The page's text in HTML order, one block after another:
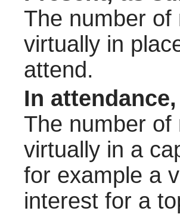
The number of
virtually in
attend.
In
The number of
virtually in a
for example a
interest for a